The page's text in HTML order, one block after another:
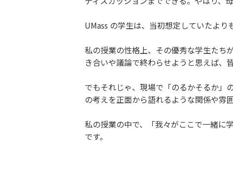
UMass の学生は、当初想定していたより
私の授業の性格上、その優秀な学生たち
き合いや議論で終わらせようと思えば、
でもそれじゃ、現場で「のるかそるか」
の考えを正面から語れるような関係や雰
私の授業の中で、「我々がここで一緒に
です。